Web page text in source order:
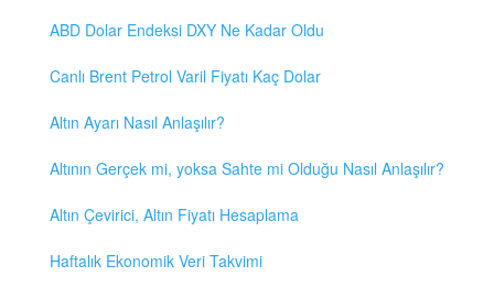
ABD Dolar Endeksi DXY Ne Kadar Oldu
Canlı Brent Petrol Varil Fiyatı Kaç Dolar
Altın Ayarı Nasıl Anlaşılır?
Altının Gerçek mi, yoksa Sahte mi Olduğu Nasıl Anlaşılır?
Altın Çevirici, Altın Fiyatı Hesaplama
Haftalık Ekonomik Veri Takvimi